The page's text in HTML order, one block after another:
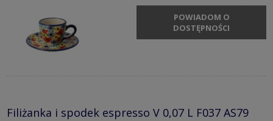
POWIADOM O
DOSTĘPNOŚCI
Filiżanka i spodek espresso V 0,07 L F037 AS79